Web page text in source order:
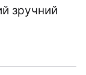
зручний